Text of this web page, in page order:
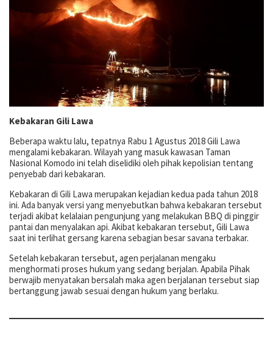
Kebakaran Gili Lawa
Beberapa waktu lalu, tepatnya Rabu 1 Agustus 2018 Gili Lawa
mengalami kebakaran. Wilayah yang masuk kawasan Taman
Nasional Komodo ini telah diselidiki oleh pihak kepolisian tentang
penyebab dari kebakaran.
Kebakaran di Gili Lawa merupakan kejadian kedua pada tahun 2018
ini. Ada banyak versi yang menyebutkan bahwa kebakaran tersebut
terjadi akibat kelalaian pengunjung yang melakukan BBQ di pinggir
pantai dan menyalakan api. Akibat kebakaran tersebut, Gili Lawa
saat ini terlihat gersang karena sebagian besar savana terbakar.
Setelah kebakaran tersebut, agen perjalanan mengaku
menghormati proses hukum yang sedang berjalan. Apabila Pihak
berwajib menyatakan bersalah maka agen berjalanan tersebut siap
bertanggung jawab sesuai dengan hukum yang berlaku.